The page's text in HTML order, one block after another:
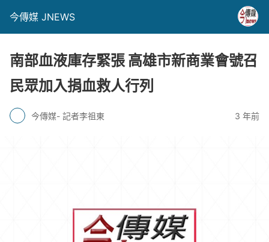
今傳媒 JNEWS
南部血液庫存緊張 高雄市新商業會號召
民眾加入捐血救人行列
今傳媒- 記者李祖東 3 年前